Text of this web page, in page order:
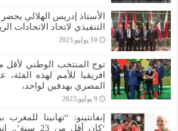
الأستاذ إدريس الهلالي
التنفيذي لاتحاد الاتحادات
10 يوليو,2023
افريقيا للأمم لهذه
المصري بهدفين لواحد،
9 يوليو,2023
إنفانتينو: “تهانينا للمغرب
‘كان أقل من